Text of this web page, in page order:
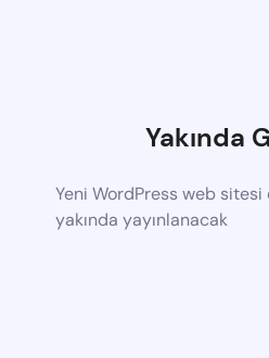
Yakında
Yeni WordPress web
yakında yayınlanacak